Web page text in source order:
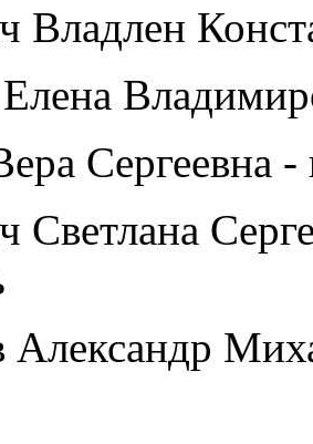
Владлен
Сергеевна
Светлана
Александр